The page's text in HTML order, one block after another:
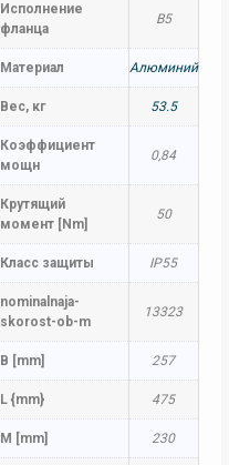
Исполнение
фланца
B5
Материал Алюминий
Вес, кг 53.5
Коэффициент
мощн
0,84
Крутящий
момент [Nm]
50
Класс защиты IP55
nominalnaja-
skorost-ob-m
13323
B [mm] 257
L {mm} 475
M [mm] 230